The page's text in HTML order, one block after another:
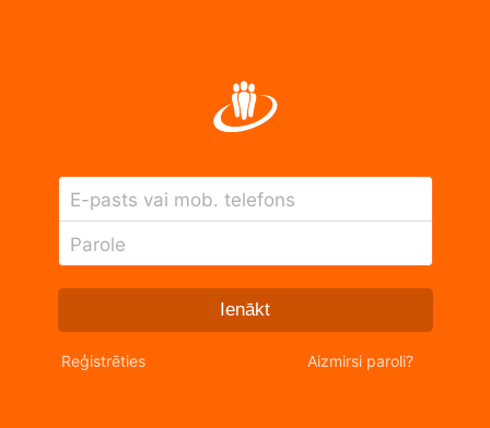
E-pasts vai mob. telefons
Parole
Ienākt
Reģistrēties Aizmirsi paroli?